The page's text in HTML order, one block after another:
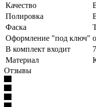
Качество
Полировка
Фаска
Оформление "под ключ"
В комплект входит
Материал
Отзывы